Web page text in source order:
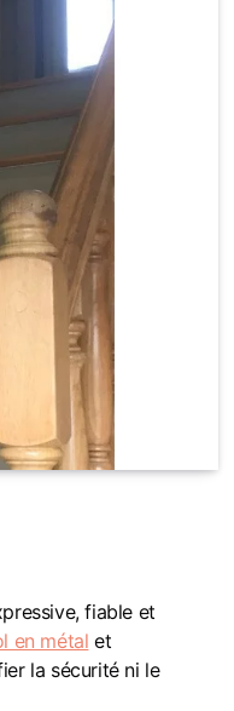
fiable et
en métal et
la sécurité ni le